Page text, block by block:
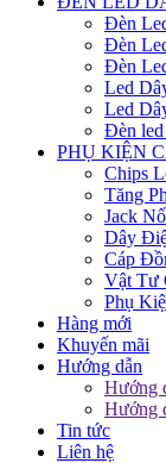
Đèn
Đèn
Đèn
Led
Led
Đèn
PHỤ KIỆN
Chips
Tăng
Jack
Dây
Cáp
Vật Tư
Phụ
Hàng mới
Khuyến mãi
Hướng dẫn
Hướng
Hướng
Tin tức
Liên hệ